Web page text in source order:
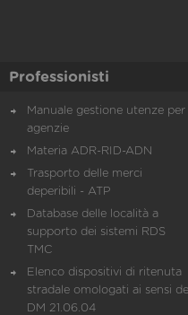
Professionisti
Manuale gestione utenze per
agenzie
Materia ADR-RID-ADN
Trasporto delle merci
deperibili - ATP
Database delle località a
supporto dei sistemi RDS
TMC
Elenco dispositivi di ritenuta
stradale omologati ai sensi del
DM 21.06.04